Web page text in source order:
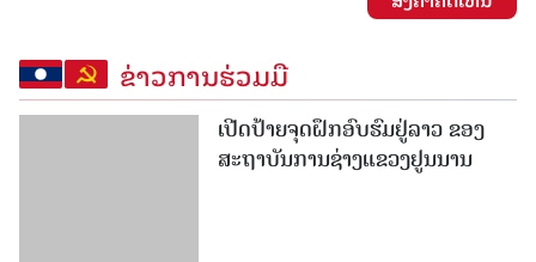
ຂ່າວການຮ່ວມມື
ເປີດປ້າຍຈຸດຝຶກອົບຮົມຢູ່ລາວ ຂອງ
ສະຖາບັນການຊ່າງແຂວງຢູນນານ